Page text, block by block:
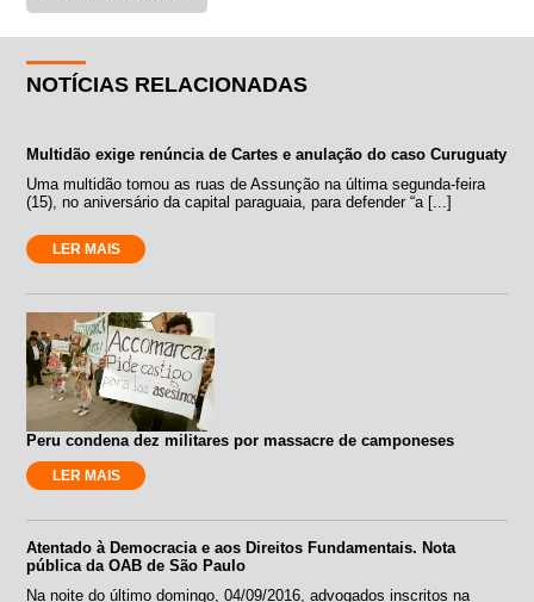
NOTÍCIAS RELACIONADAS
Multidão exige renúncia de Cartes e anulação do caso Curuguaty
Uma multidão tomou as ruas de Assunção na última segunda-feira
(15), no aniversário da capital paraguaia, para defender “a [...]
LER MAIS
Peru condena dez militares por massacre de camponeses
LER MAIS
Atentado à Democracia e aos Direitos Fundamentais. Nota
pública da OAB de São Paulo
Na noite do último domingo, 04/09/2016, advogados inscritos na